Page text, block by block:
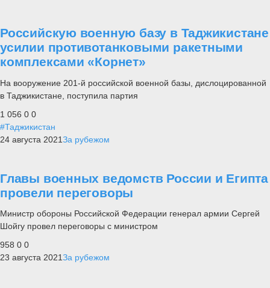
Российскую военную базу в Таджикистане
усилии противотанковыми ракетными
комплексами «Корнет»
На вооружение 201-й российской военной базы, дислоцированной
в Таджикистане, поступила партия
1 056 0 0
#Таджикистан
24 августа 2021За рубежом
Главы военных ведомств России и Египта
провели переговоры
Министр обороны Российской Федерации генерал армии Сергей
Шойгу провел переговоры с министром
958 0 0
23 августа 2021За рубежом